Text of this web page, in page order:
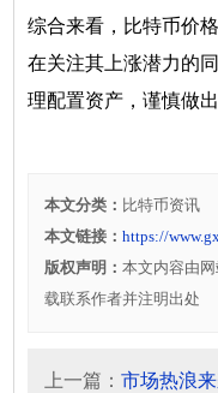
综合来看，比特币价
在关注其上涨潜力的
理配置资产，谨慎做出
本文分类： 比特币资讯
本文链接：https://
版权声明：本文内容由
载联系作者并注明出处
上一篇：市场热浪